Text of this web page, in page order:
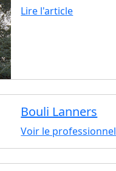
Lire l'article
Bouli Lanners
Voir le professionnel